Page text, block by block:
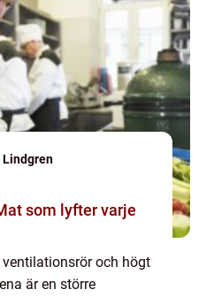
Lindgren
som lyfter varje
och högt
är en större